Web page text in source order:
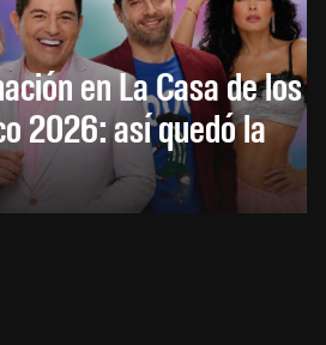
en La Casa de los
2026: así quedó la